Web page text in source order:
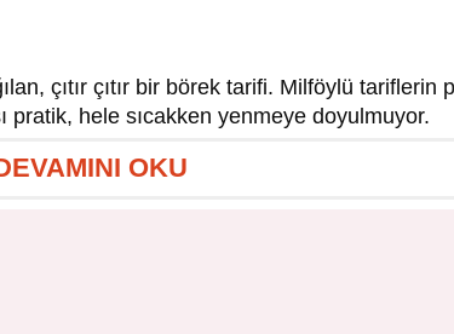
çıtır çıtır bir börek tarifi. Milföylü tariflerin
hele sıcakken yenmeye doyulmuyor.
OKU